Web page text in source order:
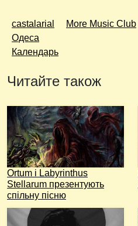
castalarial More Music Club
Одеса
Календарь
Читайте також
Ortum і Labyrinthus
Stellarum презентують
спільну пісню